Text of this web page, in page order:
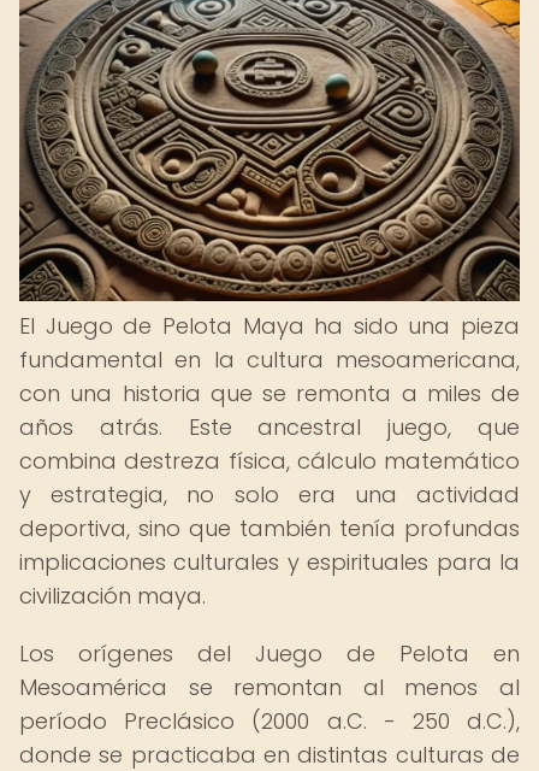
El Juego de Pelota Maya ha sido una pieza
fundamental en la cultura mesoamericana,
con una historia que se remonta a miles de
años atrás. Este ancestral juego, que
combina destreza física, cálculo matemático
y estrategia, no solo era una actividad
deportiva, sino que también tenía profundas
implicaciones culturales y espirituales para la
civilización maya.
Los orígenes del Juego de Pelota en
Mesoamérica se remontan al menos al
período Preclásico (2000 a.C. - 250 d.C.),
donde se practicaba en distintas culturas de